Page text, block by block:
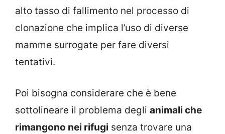
alto tasso di fallimento nel processo di
clonazione che implica l’uso di diverse
mamme surrogate per fare diversi
tentativi.
Poi bisogna considerare che è bene
sottolineare il problema degli animali che
rimangono nei rifugi senza trovare una